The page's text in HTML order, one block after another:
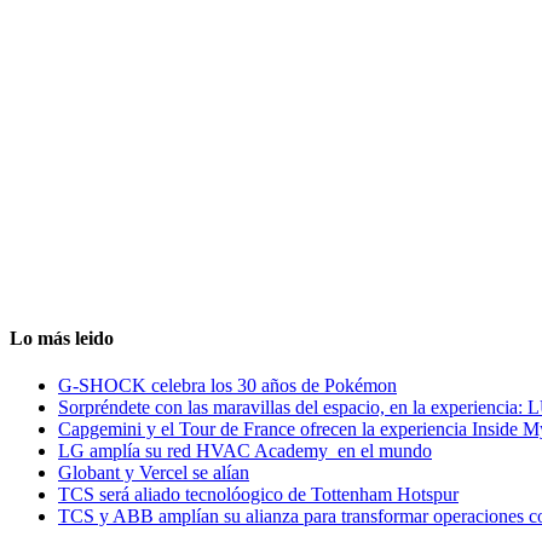
Lo más leido
G-SHOCK celebra los 30 años de Pokémon
Sorpréndete con las maravillas del espacio, en la experiencia:
Capgemini y el Tour de France ofrecen la experiencia Inside
LG amplía su red HVAC Academy en el mundo
Globant y Vercel se alían
TCS será aliado tecnolóogico de Tottenham Hotspur
TCS y ABB amplían su alianza para transformar operaciones